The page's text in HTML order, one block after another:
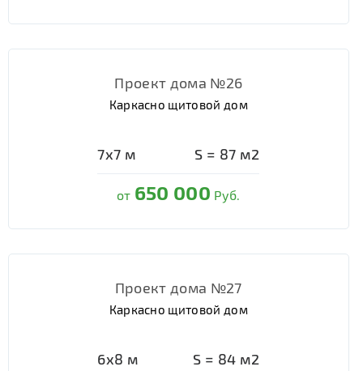
Проект дома №26
Каркасно щитовой дом
7х7 м S = 87 м2
от 650 000 Руб.
Проект дома №27
Каркасно щитовой дом
6х8 м S = 84 м2